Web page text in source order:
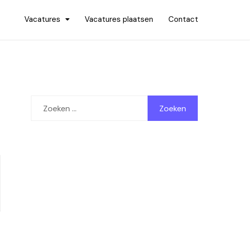
Vacatures Vacatures plaatsen Contact
naar: